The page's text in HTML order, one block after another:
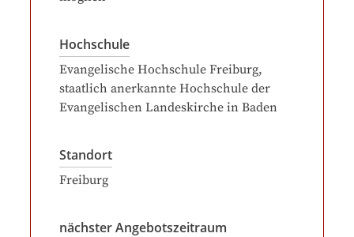
Hochschule
Evangelische Hochschule Freiburg,
staatlich anerkannte Hochschule der
Evangelischen Landeskirche in Baden
Standort
Freiburg
nächster Angebotszeitraum